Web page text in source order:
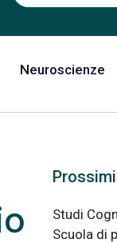
per:
Neuroscienze
Studi
Scuola di